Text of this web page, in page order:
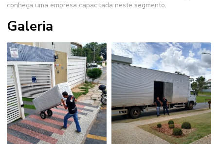
conheça uma empresa capacitada neste segmento.
Galeria